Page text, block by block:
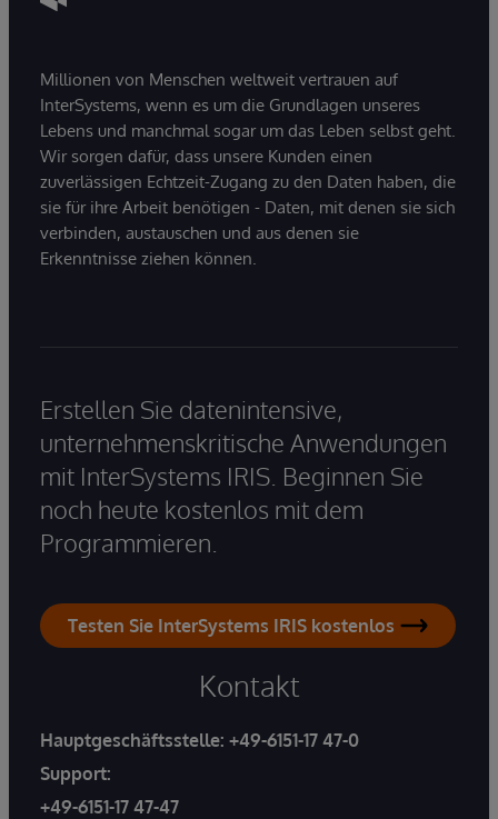
Millionen von Menschen weltweit vertrauen auf
InterSystems, wenn es um die Grundlagen unseres
Lebens und manchmal sogar um das Leben selbst geht.
Wir sorgen dafür, dass unsere Kunden einen
zuverlässigen Echtzeit-Zugang zu den Daten haben, die
sie für ihre Arbeit benötigen - Daten, mit denen sie sich
verbinden, austauschen und aus denen sie
Erkenntnisse ziehen können.
Erstellen Sie datenintensive,
unternehmenskritische Anwendungen
mit InterSystems IRIS. Beginnen Sie
noch heute kostenlos mit dem
Programmieren.
Testen Sie InterSystems IRIS kostenlos
Kontakt
Hauptgeschäftsstelle: +49-6151-17 47-0
Support:
+49-6151-17 47-47